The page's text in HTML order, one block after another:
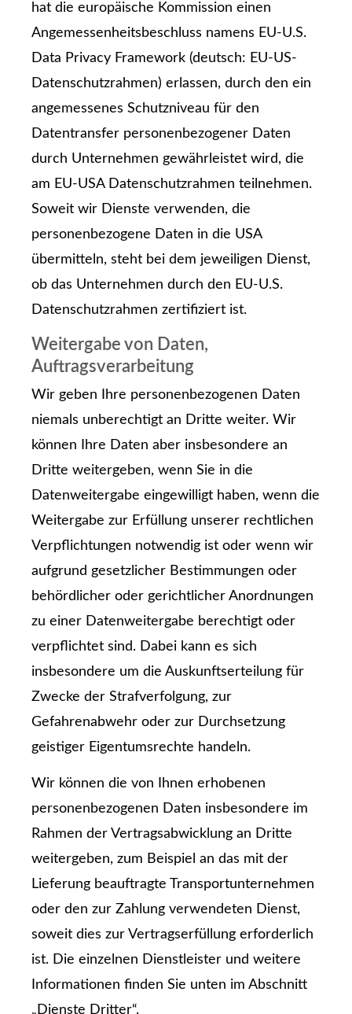
hat die europäische Kommission einen
Angemessenheitsbeschluss namens EU-U.S.
Data Privacy Framework (deutsch: EU-US-
Datenschutzrahmen) erlassen, durch den ein
angemessenes Schutzniveau für den
Datentransfer personenbezogener Daten
durch Unternehmen gewährleistet wird, die
am EU-USA Datenschutzrahmen teilnehmen.
Soweit wir Dienste verwenden, die
personenbezogene Daten in die USA
übermitteln, steht bei dem jeweiligen Dienst,
ob das Unternehmen durch den EU-U.S.
Datenschutzrahmen zertifiziert ist.
Weitergabe von Daten,
Auftragsverarbeitung
Wir geben Ihre personenbezogenen Daten
niemals unberechtigt an Dritte weiter. Wir
können Ihre Daten aber insbesondere an
Dritte weitergeben, wenn Sie in die
Datenweitergabe eingewilligt haben, wenn die
Weitergabe zur Erfüllung unserer rechtlichen
Verpflichtungen notwendig ist oder wenn wir
aufgrund gesetzlicher Bestimmungen oder
behördlicher oder gerichtlicher Anordnungen
zu einer Datenweitergabe berechtigt oder
verpflichtet sind. Dabei kann es sich
insbesondere um die Auskunftserteilung für
Zwecke der Strafverfolgung, zur
Gefahrenabwehr oder zur Durchsetzung
geistiger Eigentumsrechte handeln.
Wir können die von Ihnen erhobenen
personenbezogenen Daten insbesondere im
Rahmen der Vertragsabwicklung an Dritte
weitergeben, zum Beispiel an das mit der
Lieferung beauftragte Transportunternehmen
oder den zur Zahlung verwendeten Dienst,
soweit dies zur Vertragserfüllung erforderlich
ist. Die einzelnen Dienstleister und weitere
Informationen finden Sie unten im Abschnitt
„Dienste Dritter“.